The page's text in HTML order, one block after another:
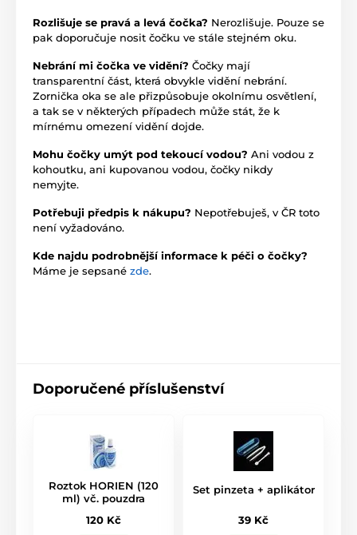
Rozlišuje se pravá a levá čočka? Nerozlišuje. Pouze se
pak doporučuje nosit čočku ve stále stejném oku.
Nebrání mi čočka ve vidění? Čočky mají
transparentní část, která obvykle vidění nebrání.
Zornička oka se ale přizpůsobuje okolnímu osvětlení,
a tak se v některých případech může stát, že k
mírnému omezení vidění dojde.
Mohu čočky umýt pod tekoucí vodou? Ani vodou z
kohoutku, ani kupovanou vodou, čočky nikdy
nemyjte.
Potřebuji předpis k nákupu? Nepotřebuješ, v ČR toto
není vyžadováno.
Kde najdu podrobnější informace k péči o čočky?
Máme je sepsané zde.
Doporučené příslušenství
Roztok HORIEN (120
ml) vč. pouzdra
120 Kč
Set pinzeta + aplikátor
39 Kč